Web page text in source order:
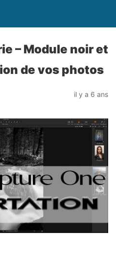
– Module noir et
de vos photos
il y a 6 ans